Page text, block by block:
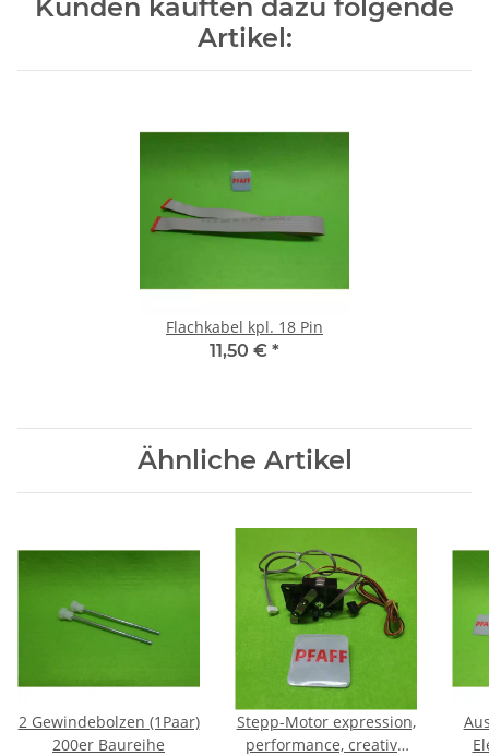
Kunden kauften dazu folgende
Artikel:
Flachkabel kpl. 18 Pin
11,50 € *
Ähnliche Artikel
2 Gewindebolzen (1Paar)
200er Baureihe
Stepp-Motor expression,
performance, creative